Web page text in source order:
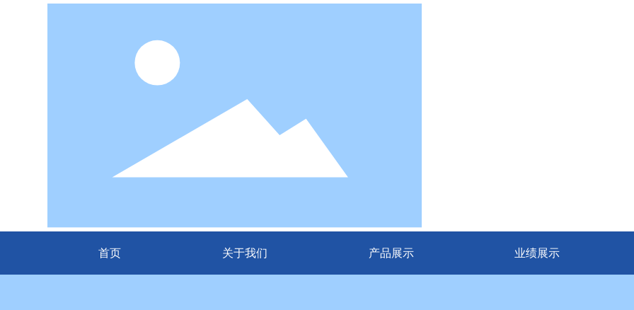
首页 关于我们 产品展示 业绩展示